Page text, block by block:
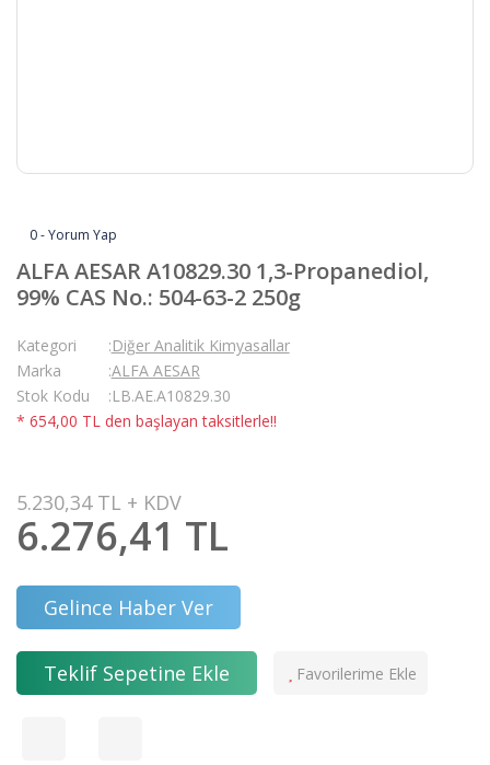
0 - Yorum Yap
ALFA AESAR A10829.30 1,3-Propanediol,
99% CAS No.: 504-63-2 250g
Kategori
Diğer Analitik Kimyasallar
Marka
ALFA AESAR
Stok Kodu
LB.AE.A10829.30
* 654,00 TL den başlayan taksitlerle!!
5.230,34 TL + KDV
6.276,41 TL
Gelince Haber Ver
Teklif Sepetine Ekle